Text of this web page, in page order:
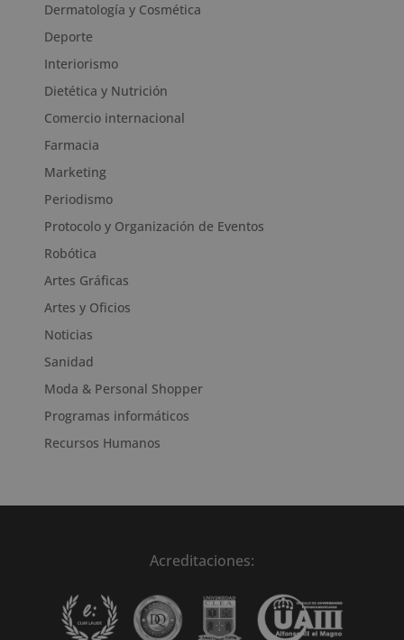
Dermatología y Cosmética
Deporte
Interiorismo
Dietética y Nutrición
Comercio internacional
Farmacia
Marketing
Periodismo
Protocolo y Organización de Eventos
Robótica
Artes Gráficas
Artes y Oficios
Noticias
Sanidad
Moda & Personal Shopper
Programas informáticos
Recursos Humanos
Acreditaciones: